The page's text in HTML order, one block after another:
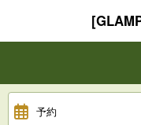
予約